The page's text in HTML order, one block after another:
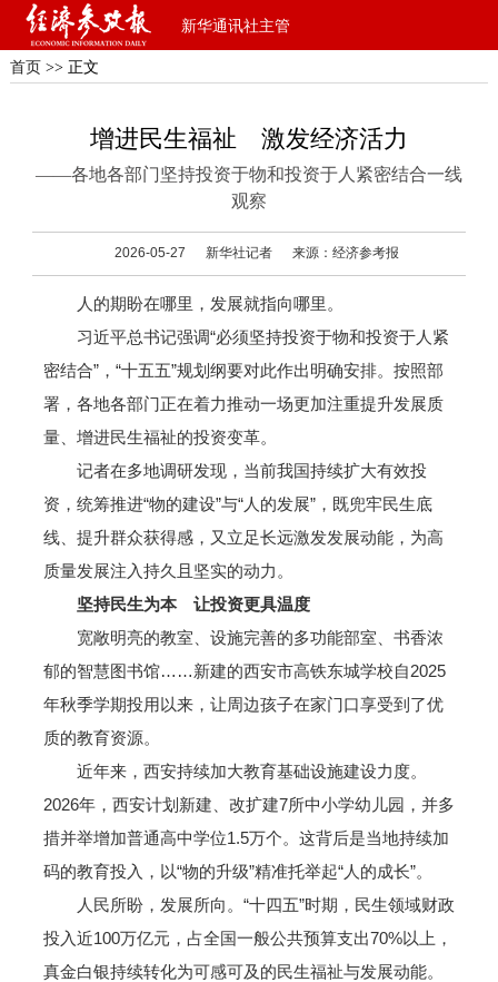
新华通讯社主管
首页 >> 正文
增进民生福祉 激发经济活力
——各地各部门坚持投资于物和投资于人紧密结合一线
观察
2026-05-27 新华社记者 来源：经济参考报
人的期盼在哪里，发展就指向哪里。
习近平总书记强调“必须坚持投资于物和投资于人紧
密结合”，“十五五”规划纲要对此作出明确安排。按照部
署，各地各部门正在着力推动一场更加注重提升发展质
量、增进民生福祉的投资变革。
记者在多地调研发现，当前我国持续扩大有效投
资，统筹推进“物的建设”与“人的发展”，既兜牢民生底
线、提升群众获得感，又立足长远激发发展动能，为高
质量发展注入持久且坚实的动力。
坚持民生为本 让投资更具温度
宽敞明亮的教室、设施完善的多功能部室、书香浓
郁的智慧图书馆……新建的西安市高铁东城学校自2025
年秋季学期投用以来，让周边孩子在家门口享受到了优
质的教育资源。
近年来，西安持续加大教育基础设施建设力度。
2026年，西安计划新建、改扩建7所中小学幼儿园，并多
措并举增加普通高中学位1.5万个。这背后是当地持续加
码的教育投入，以“物的升级”精准托举起“人的成长”。
人民所盼，发展所向。“十四五”时期，民生领域财政
投入近100万亿元，占全国一般公共预算支出70%以上，
真金白银持续转化为可感可及的民生福祉与发展动能。